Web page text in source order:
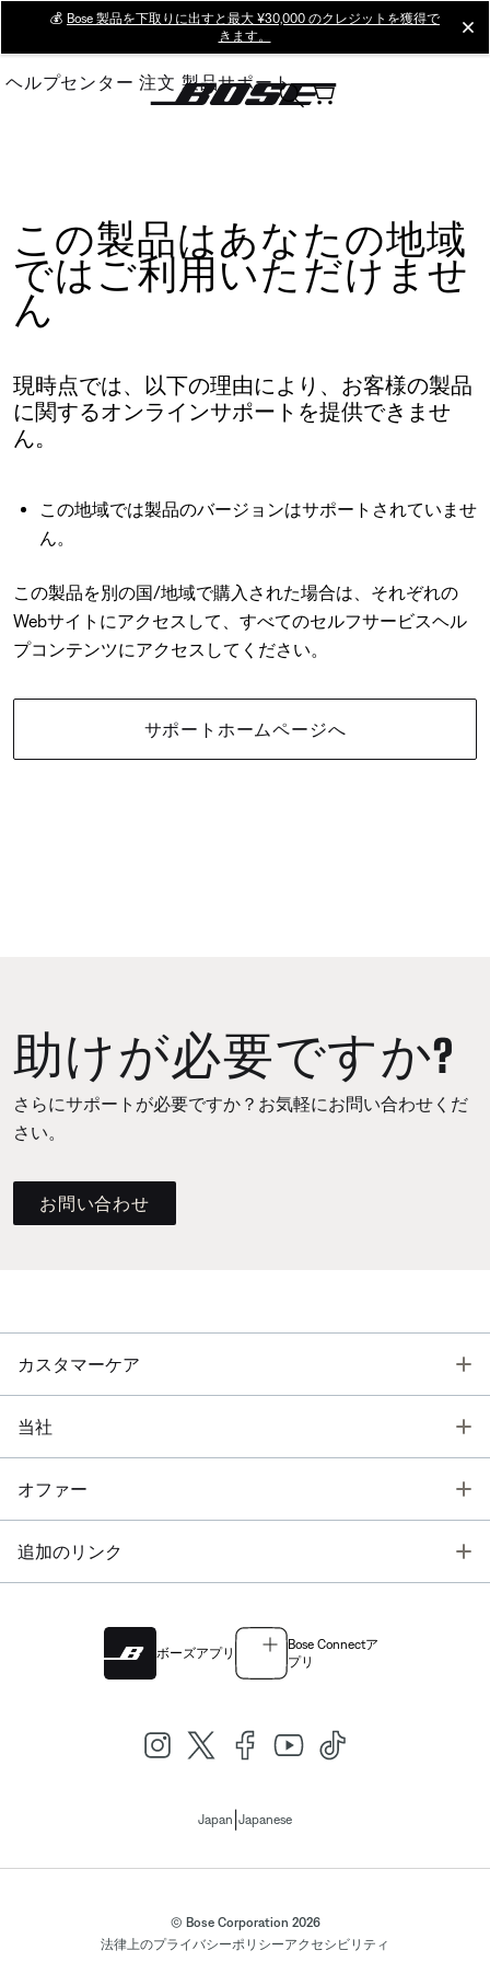
Main
💰 Bose 製品を下取りに出すと最大 ¥30,000 のクレジットを獲得で
きます。
ヘルプセンター 注文 製品サポート
この製品はあなたの地域
ではご利用いただけませ
ん
現時点では、以下の理由により、お客様の製品
に関するオンラインサポートを提供できませ
ん。
この地域では製品のバージョンはサポートされていませ
ん。
この製品を別の国/地域で購入された場合は、それぞれの
Webサイトにアクセスして、すべてのセルフサービスヘル
プコンテンツにアクセスしてください。
サポートホームページへ
助けが必要ですか?
さらにサポートが必要ですか？お気軽にお問い合わせくだ
さい。
お問い合わせ
カスタマーケア
当社
オファー
追加のリンク
ボーズアプリ
Bose Connectア
プリ
Japan Japanese
© Bose Corporation 2026
法律上のプライバシーポリシーアクセシビリティ